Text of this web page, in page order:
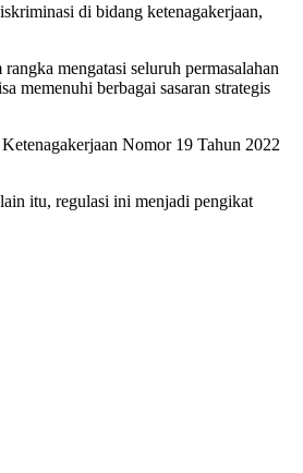
di bidang ketenagakerjaan,
mengatasi seluruh permasalahan
memenuhi berbagai sasaran strategis
Nomor 19 Tahun 2022
itu, regulasi ini menjadi pengikat